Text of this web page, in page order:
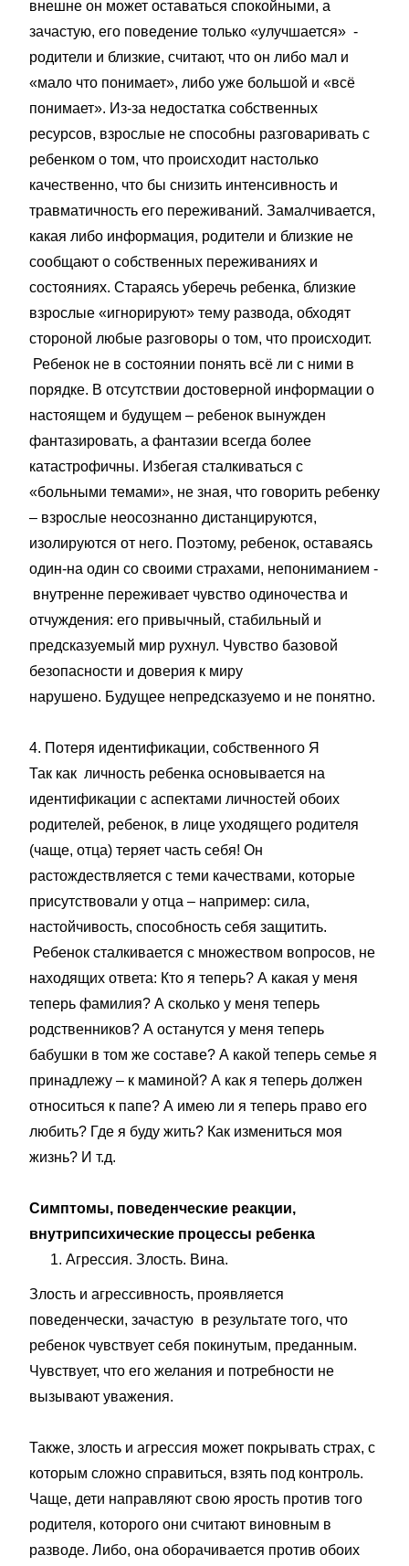
внешне он может оставаться спокойными, а
зачастую, его поведение только «улучшается» -
родители и близкие, считают, что он либо мал и
«мало что понимает», либо уже большой и «всё
понимает». Из-за недостатка собственных
ресурсов, взрослые не способны разговаривать с
ребенком о том, что происходит настолько
качественно, что бы снизить интенсивность и
травматичность его переживаний. Замалчивается,
какая либо информация, родители и близкие не
сообщают о собственных переживаниях и
состояниях. Стараясь уберечь ребенка, близкие
взрослые «игнорируют» тему развода, обходят
стороной любые разговоры о том, что происходит.
Ребенок не в состоянии понять всё ли с ними в
порядке. В отсутствии достоверной информации о
настоящем и будущем – ребенок вынужден
фантазировать, а фантазии всегда более
катастрофичны. Избегая сталкиваться с
«больными темами», не зная, что говорить ребенку
– взрослые неосознанно дистанцируются,
изолируются от него. Поэтому, ребенок, оставаясь
один-на один со своими страхами, непониманием -
внутренне переживает чувство одиночества и
отчуждения: его привычный, стабильный и
предсказуемый мир рухнул. Чувство базовой
безопасности и доверия к миру
нарушено. Будущее непредсказуемо и не понятно.
4. Потеря идентификации, собственного Я
Так как личность ребенка основывается на
идентификации с аспектами личностей обоих
родителей, ребенок, в лице уходящего родителя
(чаще, отца) теряет часть себя! Он
растождествляется с теми качествами, которые
присутствовали у отца – например: сила,
настойчивость, способность себя защитить.
Ребенок сталкивается с множеством вопросов, не
находящих ответа: Кто я теперь? А какая у меня
теперь фамилия? А сколько у меня теперь
родственников? А останутся у меня теперь
бабушки в том же составе? А какой теперь семье я
принадлежу – к маминой? А как я теперь должен
относиться к папе? А имею ли я теперь право его
любить? Где я буду жить? Как измениться моя
жизнь? И т.д.
Симптомы, поведенческие реакции,
внутрипсихические процессы ребенка
Агрессия. Злость. Вина.
Злость и агрессивность, проявляется
поведенчески, зачастую в результате того, что
ребенок чувствует себя покинутым, преданным.
Чувствует, что его желания и потребности не
вызывают уважения.
Также, злость и агрессия может покрывать страх, с
которым сложно справиться, взять под контроль.
Чаще, дети направляют свою ярость против того
родителя, которого они считают виновным в
разводе. Либо, она оборачивается против обоих